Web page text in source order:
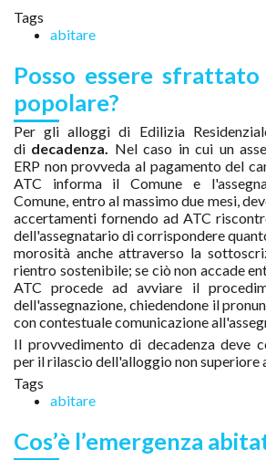
Tags
abitare
Posso essere sfrattato
popolare?
Per gli alloggi di Edilizia
di decadenza. Nel caso in cui un
ERP non provveda al pagamento del
ATC informa il Comune e
Comune, entro al massimo due mesi,
accertamenti fornendo ad ATC
dell'assegnatario di corrispondere
morosità anche attraverso la
rientro sostenibile; se ciò non accade
ATC procede ad avviare il
dell'assegnazione, chiedendone il
con contestuale comunicazione
Il provvedimento di decadenza deve
per il rilascio dell'alloggio non superiore
Tags
abitare
Cos’è l’emergenza